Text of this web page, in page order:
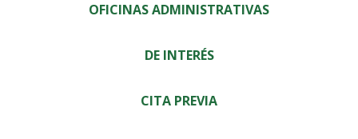
OFICINAS ADMINISTRATIVAS
DE INTERÉS
CITA PREVIA